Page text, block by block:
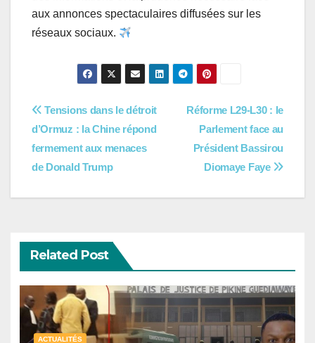
aux annonces spectaculaires diffusées sur les
réseaux sociaux.
Navigation
de
l’article
Réforme L29-L30 : le
Parlement face au
Président Bassirou
Diomaye Faye
Tensions dans le détroit
d’Ormuz : la Chine répond
fermement aux menaces
de Donald Trump
Related Post
ACTUALITÉS